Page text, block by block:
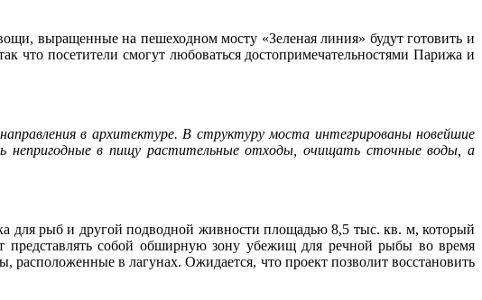
выращенные на пешеходном мосту «Зеленая линия» будут готовить и
что посетители смогут любоваться достопримечательностями Парижа и
в архитектуре. В структуру моста интегрированы новейшие
непригодные в пищу растительные отходы, очищать сточные воды, а
для рыб и другой подводной живности площадью 8,5 тыс. кв. м, который
представлять собой обширную зону убежищ для речной рыбы во время
в лагунах. Ожидается, что проект позволит восстановить